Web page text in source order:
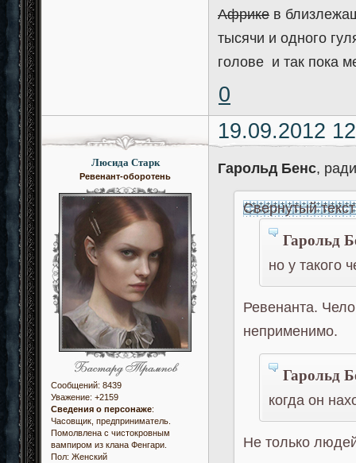
Африке в
тысячи и одного
голове и так пока
0
19.09.2012
Люсида Старк
Ревенант-оборотень
Сообщений: 8439
Уважение: +2159
Сведения о персонаже:
Часовщик, предприниматель.
Помолвлена с чистокровным
вампиром из клана Фенгари.
Пол: Женский
Гарольд Бенс,
Свернутый текст
Гарольд
но у такого
Ревенанта.
неприменимо.
Гарольд
когда он
Не только